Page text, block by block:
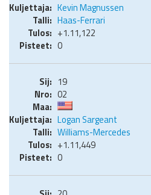
Kevin Magnussen
Haas-Ferrari
+1.11,122
0
19
02
Logan Sargeant
Williams-Mercedes
+1.11,449
0